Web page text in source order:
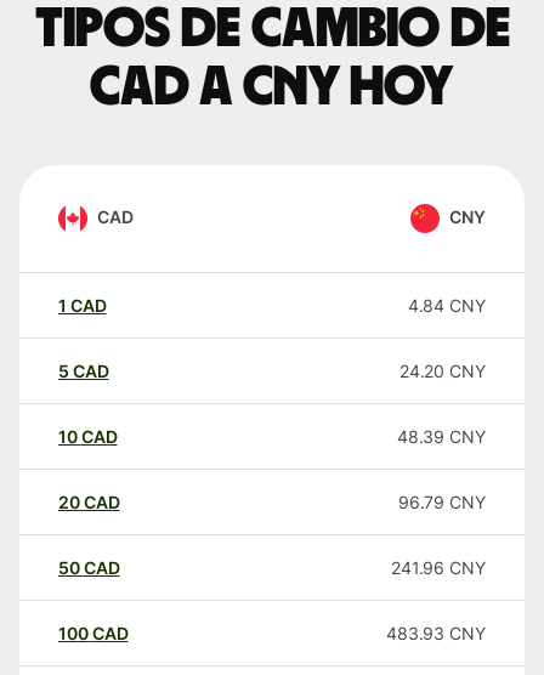
Tipos de cambio de
CAD a CNY hoy
CAD CNY
1 CAD 4.84 CNY
5 CAD 24.20 CNY
10CAD 48.39 CNY
20CAD 96.79 CNY
50CAD 241.96 CNY
100CAD 483.93 CNY